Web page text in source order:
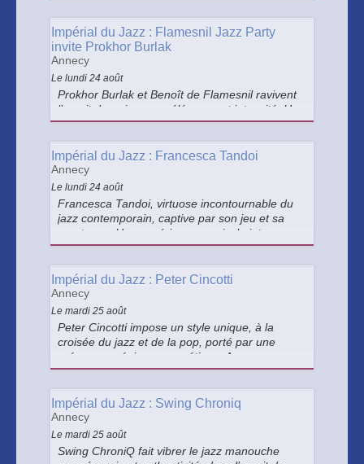
Impérial du Jazz : Flamesnil Jazz Party
invite Prokhor Burlak
Annecy
Le lundi 24 août
Prokhor Burlak et Benoît de Flamesnil ravivent
l’esprit du swing avec élégance et intensité. Un
concert authentique et vibrant, porté par la
Impérial du Jazz : Francesca Tandoi
Annecy
Le lundi 24 août
Francesca Tandoi, virtuose incontournable du
jazz contemporain, captive par son jeu et sa
prestance. Une expérience musicale intense,
entre maîtrise absolue et émotion pure.
Impérial du Jazz : Peter Cincotti
Annecy
Le mardi 25 août
Peter Cincotti impose un style unique, à la
croisée du jazz et de la pop, porté par une
présence scénique magnétique. Avec son
nouvel album In Color, il offre un concert
pour toujours autant d’émotions.
Impérial du Jazz : Swing Chroniq
Annecy
Le mardi 25 août
Swing ChroniQ fait vibrer le jazz manouche